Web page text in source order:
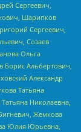
Сергеевич,
Шарипков
Сергеевич,
Созаев
Ольга
Борис Альбертович,
Александр
Татьяна
Николаевна,
Жемкова
Юлия Юрьевна,